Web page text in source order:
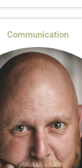
Communication